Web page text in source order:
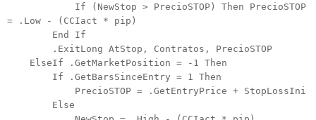
If (NewStop > PrecioSTOP) Then PrecioSTOP
= .Low - (CCIact * pip)
End If
.ExitLong AtStop, Contratos, PrecioSTOP
ElseIf .GetMarketPosition = -1 Then
If .GetBarsSinceEntry = 1 Then
PrecioSTOP = .GetEntryPrice + StopLossIni
Else